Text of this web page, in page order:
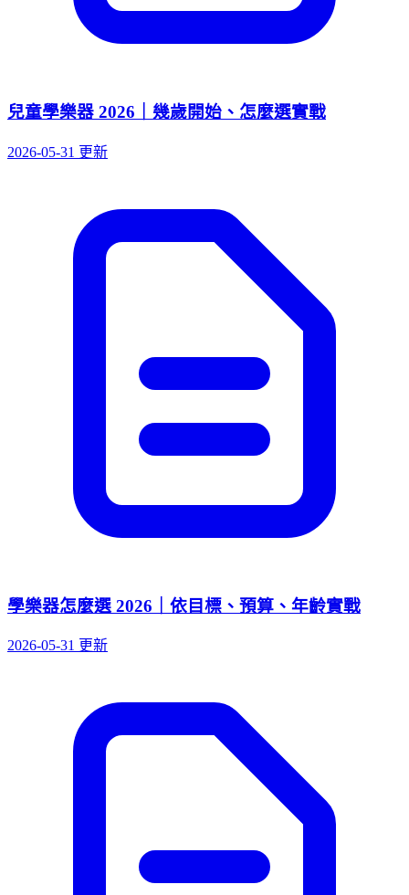
兒童學樂器 2026｜幾歲開始、怎麼選實戰
2026-05-31 更新
學樂器怎麼選 2026｜依目標、預算、年齡實戰
2026-05-31 更新